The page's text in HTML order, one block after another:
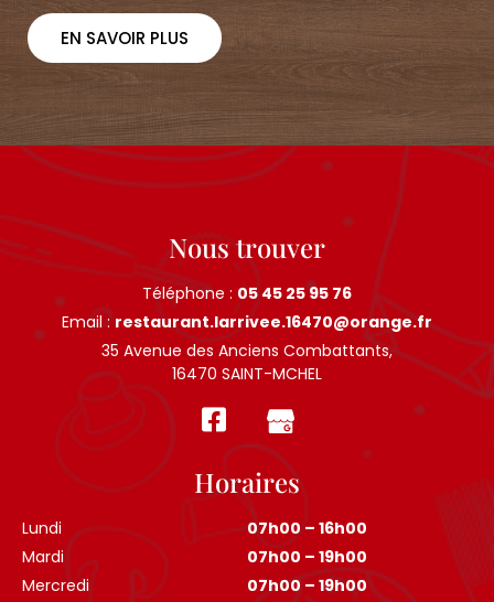
EN SAVOIR PLUS
Nous trouver
Téléphone : 05 45 25 95 76
Email : restaurant.larrivee.16470@orange.fr
35 Avenue des Anciens Combattants,
16470 SAINT-MCHEL
Horaires
Lundi
Mardi
Mercredi
07h00 – 16h00
07h00 – 19h00
07h00 – 19h00